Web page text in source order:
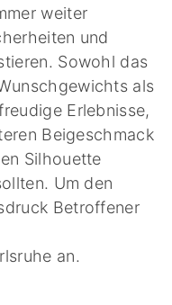
weiter
und
Sowohl das
als
Erlebnisse,
Beigeschmack
Silhouette
Um den
Betroffener
an.